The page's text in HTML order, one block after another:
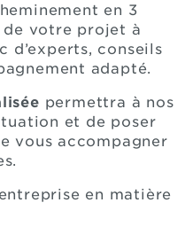
en 3
de votre projet à
d’experts, conseils
adapté.
permettra à nos
et de poser
vous accompagner
en matière